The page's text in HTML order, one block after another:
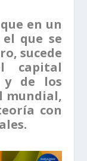
en un
que se
sucede
capital
y de los
mundial,
con